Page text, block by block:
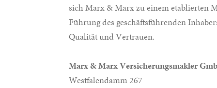
sich Marx & Marx zu einem etablierten
Führung des geschäftsführenden
Qualität und Vertrauen.
Marx & Marx Versicherungsmakler
Westfalendamm 267